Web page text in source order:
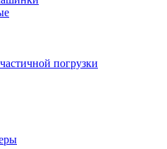
погрузки